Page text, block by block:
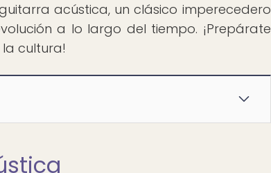
acústica, un clásico imperecedero
a lo largo del tiempo. ¡Prepárate
cultura!